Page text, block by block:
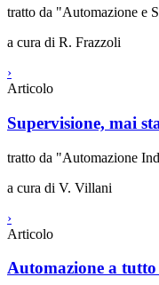
tratto da "Automazione e
a cura di R. Frazzoli
›
Articolo
Supervisione, mai
tratto da "Automazione
a cura di V. Villani
›
Articolo
Automazione a